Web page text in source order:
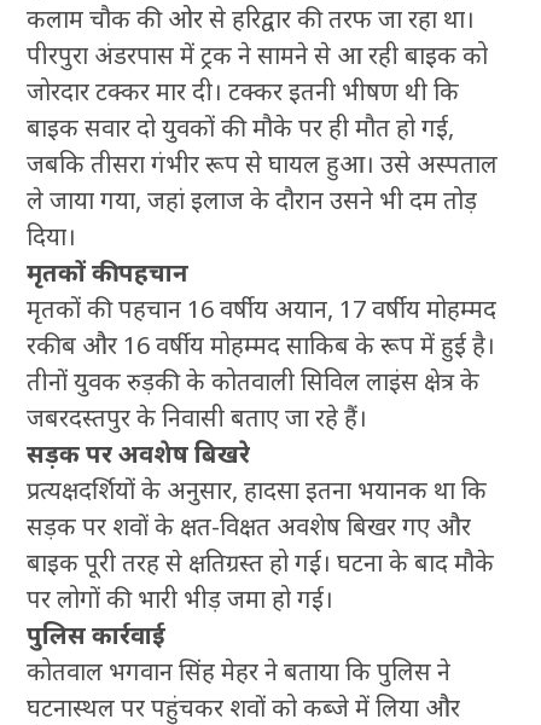
कलाम चौक की ओर से हरिद्वार की तरफ जा रहा था।
पीरपुरा अंडरपास में ट्रक ने सामने से आ रही बाइक को
जोरदार टक्कर मार दी। टक्कर इतनी भीषण थी कि
बाइक सवार दो युवकों की मौके पर ही मौत हो गई,
जबकि तीसरा गंभीर रूप से घायल हुआ। उसे अस्पताल
ले जाया गया, जहां इलाज के दौरान उसने भी दम तोड़
दिया।
मृतकों की पहचान
मृतकों की पहचान 16 वर्षीय अयान, 17 वर्षीय मोहम्मद
रकीब और 16 वर्षीय मोहम्मद साकिब के रूप में हुई है।
तीनों युवक रुड़की के कोतवाली सिविल लाइंस क्षेत्र के
जबरदस्तपुर के निवासी बताए जा रहे हैं।
सड़क पर अवशेष बिखरे
प्रत्यक्षदर्शियों के अनुसार, हादसा इतना भयानक था कि
सड़क पर शवों के क्षत-विक्षत अवशेष बिखर गए और
बाइक पूरी तरह से क्षतिग्रस्त हो गई। घटना के बाद मौके
पर लोगों की भारी भीड़ जमा हो गई।
पुलिस कार्रवाई
कोतवाल भगवान सिंह मेहर ने बताया कि पुलिस ने
घटनास्थल पर पहुंचकर शवों को कब्जे में लिया और